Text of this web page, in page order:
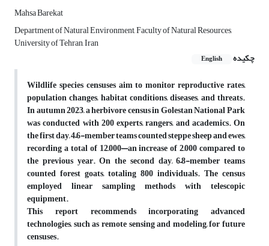
Mahsa Barekat
Department of Natural Environment, Faculty of Natural Resources,
University of Tehran, Iran
چکیده
English
Wildlife species censuses aim to monitor reproductive rates,
population changes, habitat conditions, diseases, and threats.
In autumn 2023, a herbivore census in Golestan National Park
was conducted with 200 experts, rangers, and academics. On
the first day, 4–6-member teams counted steppe sheep and ewes,
recording a total of 12,000—an increase of 2,000 compared to
the previous year. On the second day, 6–8-member teams
counted forest goats, totaling 800 individuals. The census
employed linear sampling methods with telescopic
equipment.
This report recommends incorporating advanced
technologies, such as remote sensing and modeling, for future
censuses.